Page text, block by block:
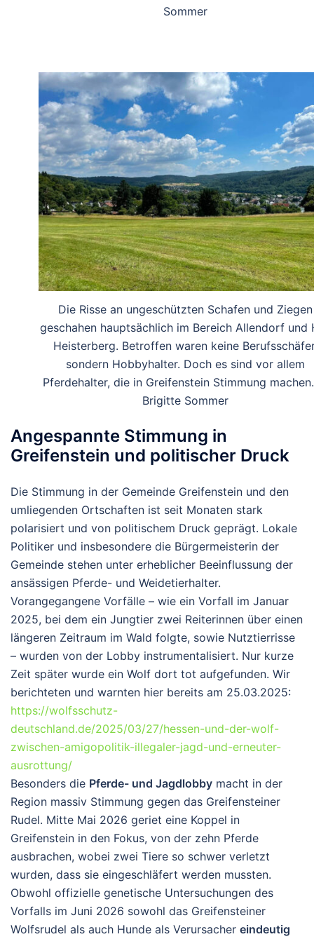
Sommer
Die Risse an ungeschützten Schafen und Ziegen
geschahen hauptsächlich im Bereich Allendorf und
Heisterberg. Betroffen waren keine
sondern Hobbyhalter. Doch es sind vor allem
Pferdehalter, die in Greifenstein Stimmung
Brigitte Sommer
Angespannte Stimmung in
Greifenstein und politischer Druck
Die Stimmung in der Gemeinde Greifenstein und den
umliegenden Ortschaften ist seit Monaten stark
polarisiert und von politischem Druck geprägt. Lokale
Politiker und insbesondere die Bürgermeisterin der
Gemeinde stehen unter erheblicher Beeinflussung der
ansässigen Pferde- und Weidetierhalter.
Vorangegangene Vorfälle – wie ein Vorfall im Januar
2025, bei dem ein Jungtier zwei Reiterinnen über einen
längeren Zeitraum im Wald folgte, sowie Nutztierrisse
– wurden von der Lobby instrumentalisiert. Nur kurze
Zeit später wurde ein Wolf dort tot aufgefunden. Wir
berichteten und warnten hier bereits am 25.03.2025:
https://wolfsschutz-
deutschland.de/2025/03/27/hessen-und-der-wolf-
zwischen-amigopolitik-illegaler-jagd-und-erneuter-
ausrottung/
Besonders die Pferde- und Jagdlobby macht in der
Region massiv Stimmung gegen das Greifensteiner
Rudel. Mitte Mai 2026 geriet eine Koppel in
Greifenstein in den Fokus, von der zehn Pferde
ausbrachen, wobei zwei Tiere so schwer verletzt
wurden, dass sie eingeschläfert werden mussten.
Obwohl offizielle genetische Untersuchungen des
Vorfalls im Juni 2026 sowohl das Greifensteiner
Wolfsrudel als auch Hunde als Verursacher eindeutig